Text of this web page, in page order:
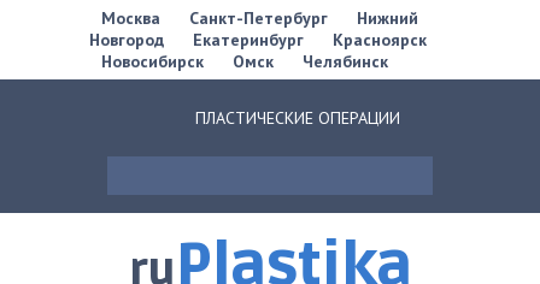
Москва Санкт-Петербург
Нижний
Новгород
Екатеринбург
Красноярск
Новосибирск
Омск Челябинск
ПЛАСТИЧЕСКИЕ ОПЕРАЦИИ
ruPlastika